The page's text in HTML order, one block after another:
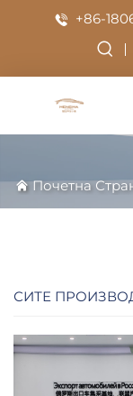
+86-
Почетна
СИТЕ